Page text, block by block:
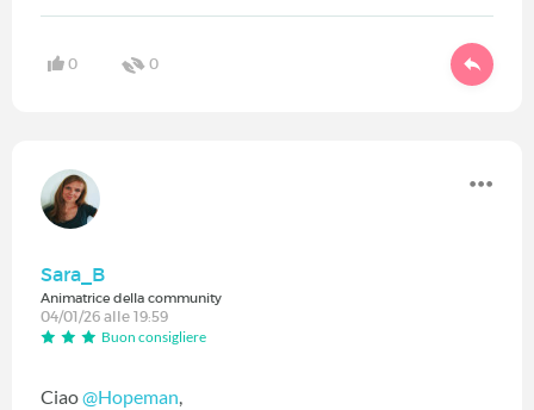
0 0
Sara_B
Animatrice della community
04/01/26 alle 19:59
Buon consigliere
Ciao@Hopeman,